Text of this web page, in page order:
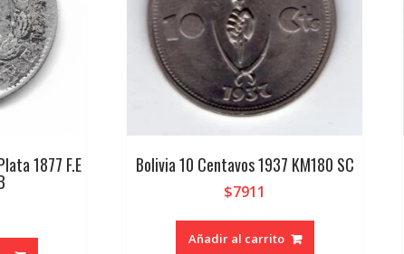
1877 F.E Bolivia 10 Centavos 1937 KM180 SC
$7911
Añadir al carrito